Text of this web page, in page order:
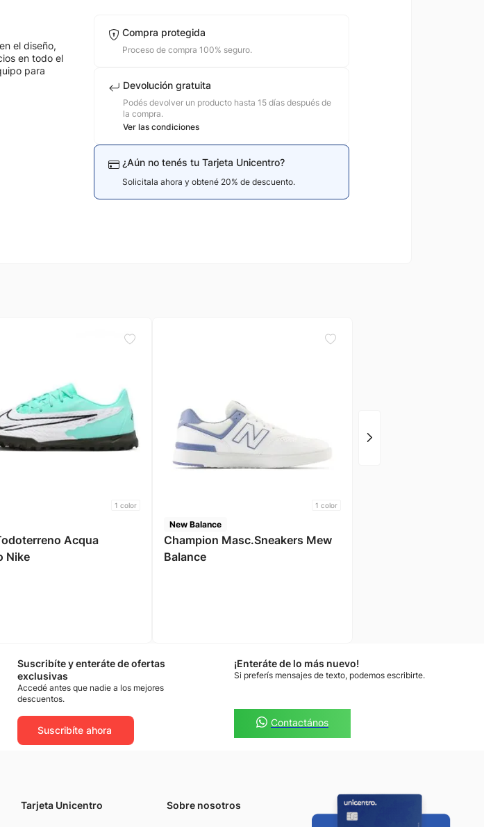
el diseño,
en todo el
para
Compra protegida
Proceso de compra 100% seguro.
Devolución gratuita
Podés devolver un producto hasta 15 días después de
la compra.
Ver las condiciones
¿Aún no tenés tu Tarjeta Unicentro?
Solicitala ahora y obtené 20% de descuento.
1 color
Acqua
Nike
1 color
New Balance
Champion Masc.Sneakers Mew
Balance
Suscribíte y enteráte de ofertas
exclusivas
Accedé antes que nadie a los mejores
descuentos.
Suscribíte ahora
¡Enteráte de lo más nuevo!
Si preferís mensajes de texto, podemos escribirte.
Contactános
Tarjeta Unicentro Sobre nosotros